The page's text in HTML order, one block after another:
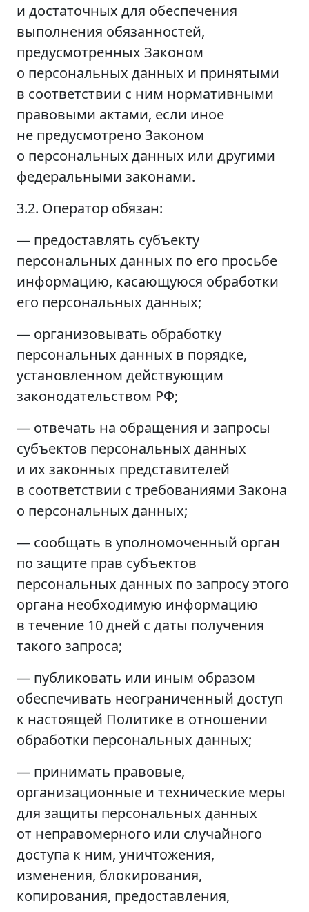
и достаточных для обеспечения
выполнения обязанностей,
предусмотренных Законом
о персональных данных и принятыми
в соответствии с ним нормативными
правовыми актами, если иное
не предусмотрено Законом
о персональных данных или другими
федеральными законами.
3.2. Оператор обязан:
— предоставлять субъекту
персональных данных по его просьбе
информацию, касающуюся обработки
его персональных данных;
— организовывать обработку
персональных данных в порядке,
установленном действующим
законодательством РФ;
— отвечать на обращения и запросы
субъектов персональных данных
и их законных представителей
в соответствии с требованиями Закона
о персональных данных;
— сообщать в уполномоченный орган
по защите прав субъектов
персональных данных по запросу этого
органа необходимую информацию
в течение 10 дней с даты получения
такого запроса;
— публиковать или иным образом
обеспечивать неограниченный доступ
к настоящей Политике в отношении
обработки персональных данных;
— принимать правовые,
организационные и технические меры
для защиты персональных данных
от неправомерного или случайного
доступа к ним, уничтожения,
изменения, блокирования,
копирования, предоставления,